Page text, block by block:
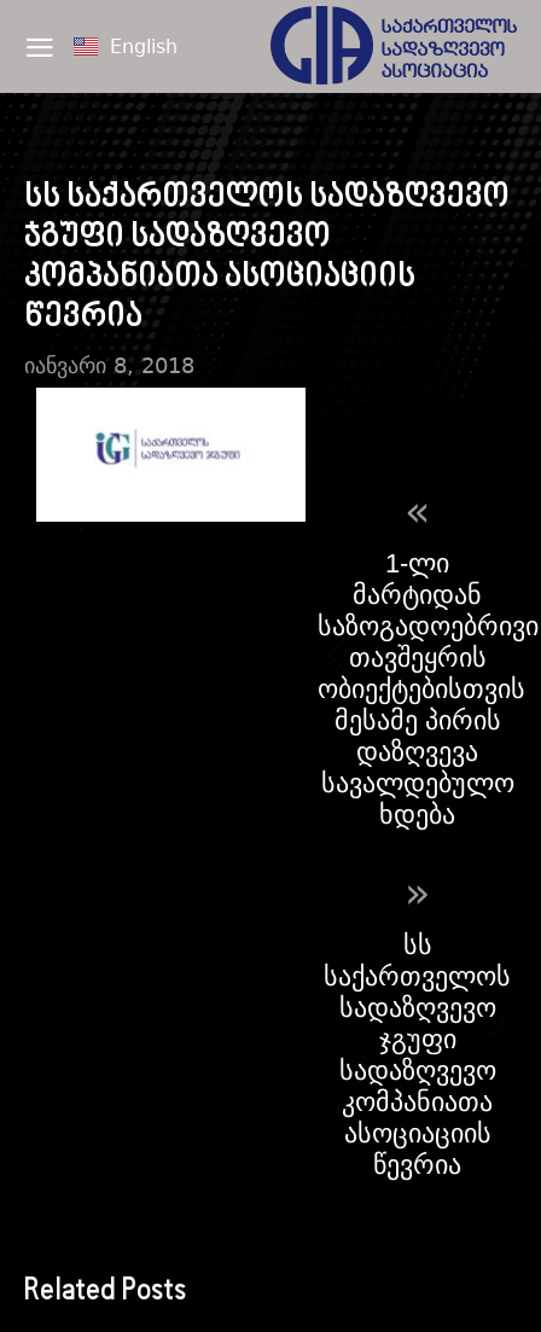
English
სს საქართველოს სადაზღვევო
ჯგუფი სადაზღვევო
კომპანიათა ასოციაციის
წევრია
იანვარი 8, 2018
«
1-ლი
მარტიდან
საზოგადოებრივი
თავშეყრის
ობიექტებისთვის
მესამე პირის
დაზღვევა
სავალდებულო
ხდება
»
სს
საქართველოს
სადაზღვევო
ჯგუფი
სადაზღვევო
კომპანიათა
ასოციაციის
წევრია
Related Posts